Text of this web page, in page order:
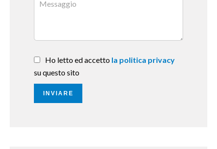
Ho letto ed accetto la politica privacy
su questo sito
INVIARE